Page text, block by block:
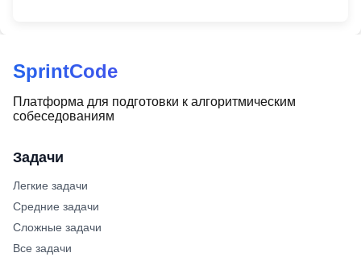
SprintCode
Платформа для подготовки к алгоритмическим
собеседованиям
Задачи
Легкие задачи
Средние задачи
Сложные задачи
Все задачи